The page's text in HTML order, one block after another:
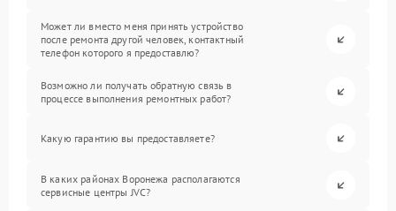
Может ли вместо меня принять устройство
после ремонта другой человек, контактный
телефон которого я предоставлю?
Возможно ли получать обратную связь в
процессе выполнения ремонтных работ?
Какую гарантию вы предоставляете?
В каких районах Воронежа располагаются
сервисные центры JVC?